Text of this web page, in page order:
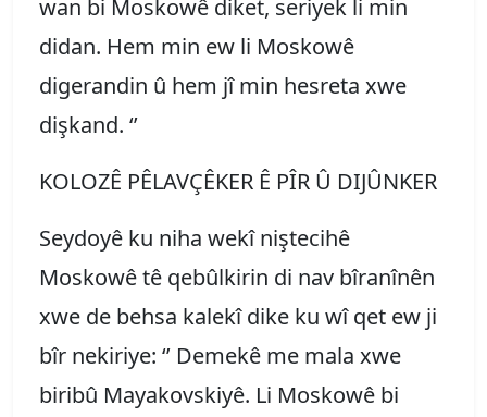
wan bi Moskowê diket, seriyek li min
didan. Hem min ew li Moskowê
digerandin û hem jî min hesreta xwe
dişkand. ‘’
KOLOZÊ PÊLAVÇÊKER Ê PÎR Û DIJÛNKER
Seydoyê ku niha wekî niştecihê
Moskowê tê qebûlkirin di nav bîranînên
xwe de behsa kalekî dike ku wî qet ew ji
bîr nekiriye: ‘’ Demekê me mala xwe
biribû Mayakovskiyê. Li Moskowê bi